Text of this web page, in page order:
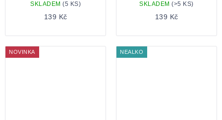
SKLADEM (5 KS)
139 Kč
SKLADEM(>5 KS)
139 Kč
NOVINKA NEALKO